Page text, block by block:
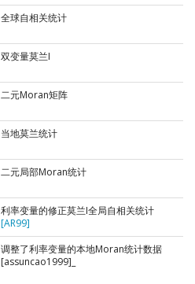
全球自相关统计
双变量莫兰I
二元Moran矩阵
当地莫兰统计
二元局部Moran统计
利率变量的修正莫兰I全局自相关统计
[AR99]
调整了利率变量的本地Moran统计数据
[assuncao1999]_